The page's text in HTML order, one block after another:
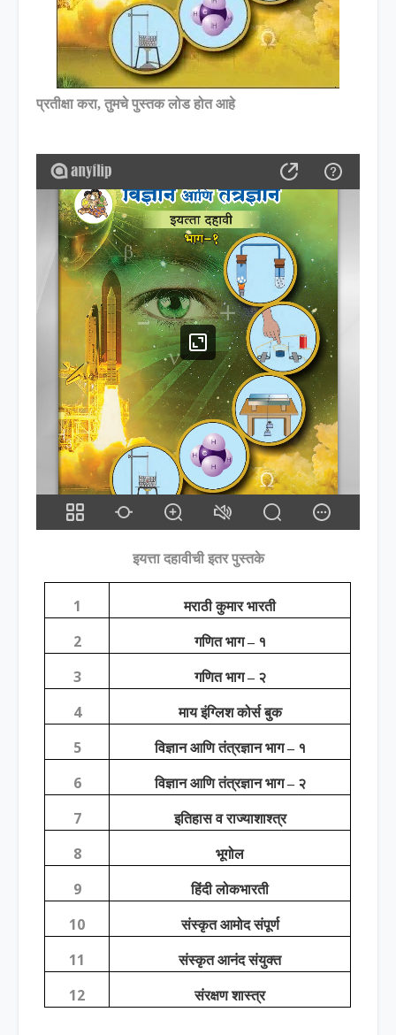
प्रतीक्षा करा, तुमचे पुस्तक लोड होत आहे
इयत्ता दहावीची इतर पुस्तके
1 मराठी कुमार भारती
2 गणित भाग – १
3 गणित भाग – २
4 माय इंग्लिश कोर्स बुक
5 विज्ञान आणि तंत्रज्ञान भाग – १
6 विज्ञान आणि तंत्रज्ञान भाग – २
7 इतिहास व राज्याशाश्त्र
8 भूगोल
9 हिंदी लोकभारती
10 संस्कृत आमोद संपूर्ण
11 संस्कृत आनंद संयुक्त
12 संरक्षण शास्त्र